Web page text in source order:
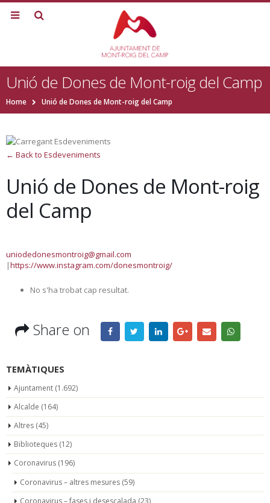
Unió de Dones de Mont-roig del Camp
Home Unió de Dones de Mont-roig del Camp
← Back to Esdeveniments
Unió de Dones de Mont-roig
del Camp
uniodedonesmontroig@gmail.com
|https://www.instagram.com/donesmontroig/
No s'ha trobat cap resultat.
Share on
TEMÀTIQUES
Ajuntament (1.692)
Alcalde (164)
Altres (45)
Biblioteques (12)
Coronavirus (196)
Coronavirus – altres mesures (59)